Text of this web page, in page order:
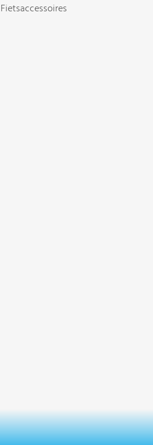
Fietsaccessoires